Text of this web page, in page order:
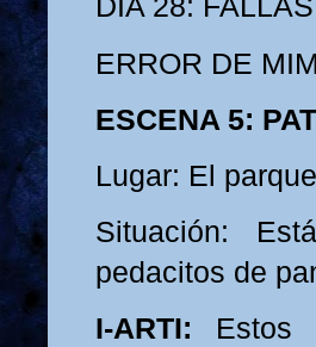
DÍA 28:
ERROR DE
ESCENA 5:
Lugar: El
Situación:
pedacitos de
I-ARTI: Estos